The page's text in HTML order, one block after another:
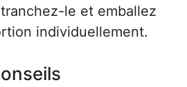
le et emballez
individuellement.